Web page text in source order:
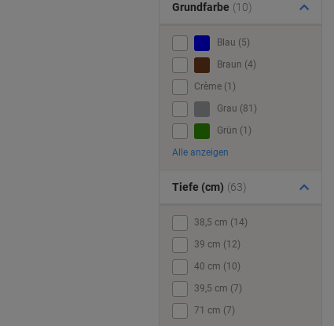
Grundfarbe (10)
Blau (5)
Braun (4)
Crème (1)
Grau (81)
Grün (1)
Alle anzeigen
Tiefe (cm) (63)
38,5 cm (14)
39 cm (12)
40 cm (10)
39,5 cm (7)
71 cm (7)